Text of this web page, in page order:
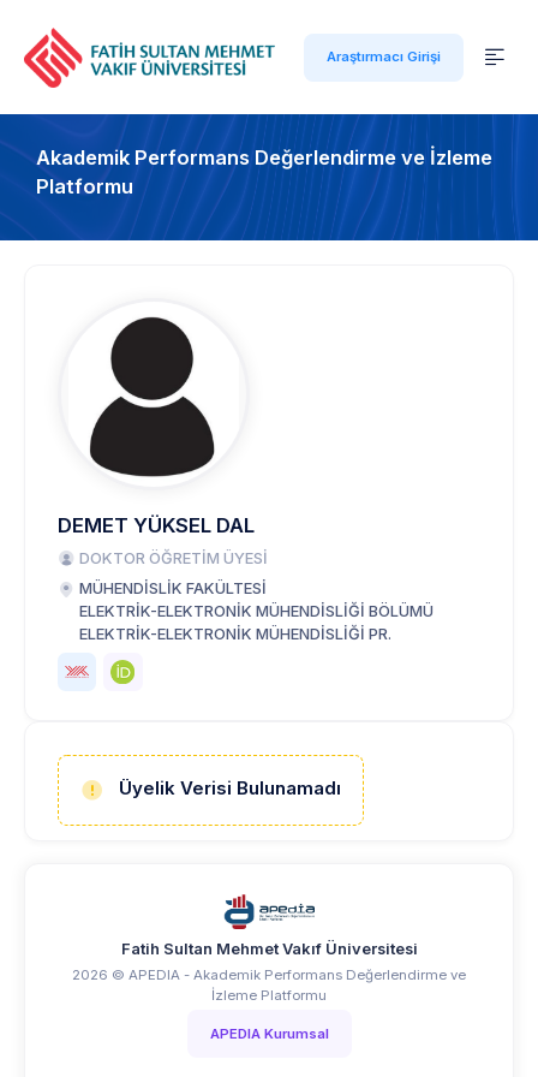
Araştırmacı Girişi
Akademik Performans Değerlendirme ve İzleme
Platformu
DEMET YÜKSEL DAL
DOKTOR ÖĞRETİM ÜYESİ
MÜHENDİSLİK FAKÜLTESİ
ELEKTRİK-ELEKTRONİK MÜHENDİSLİĞİ BÖLÜMÜ
ELEKTRİK-ELEKTRONİK MÜHENDİSLİĞİ PR.
Üyelik Verisi Bulunamadı
Fatih Sultan Mehmet Vakıf Üniversitesi
2026 © APEDIA - Akademik Performans Değerlendirme ve
İzleme Platformu
APEDIA Kurumsal